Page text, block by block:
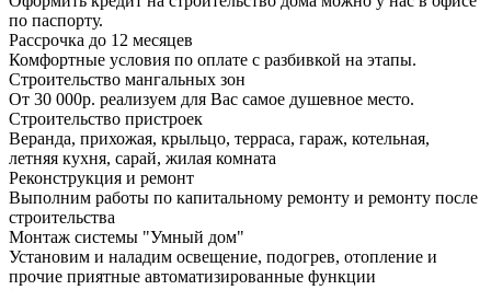
по паспорту.
Рассрочка до 12 месяцев
Комфортные условия по оплате с разбивкой на этапы.
Строительство мангальных зон
От 30 000р. реализуем для Вас самое душевное место.
Строительство пристроек
Веранда, прихожая, крыльцо, терраса, гараж, котельная,
летняя кухня, сарай, жилая комната
Реконструкция и ремонт
Выполним работы по капитальному ремонту и ремонту после
строительства
Монтаж системы "Умный дом"
Установим и наладим освещение, подогрев, отопление и
прочие приятные автоматизированные функции